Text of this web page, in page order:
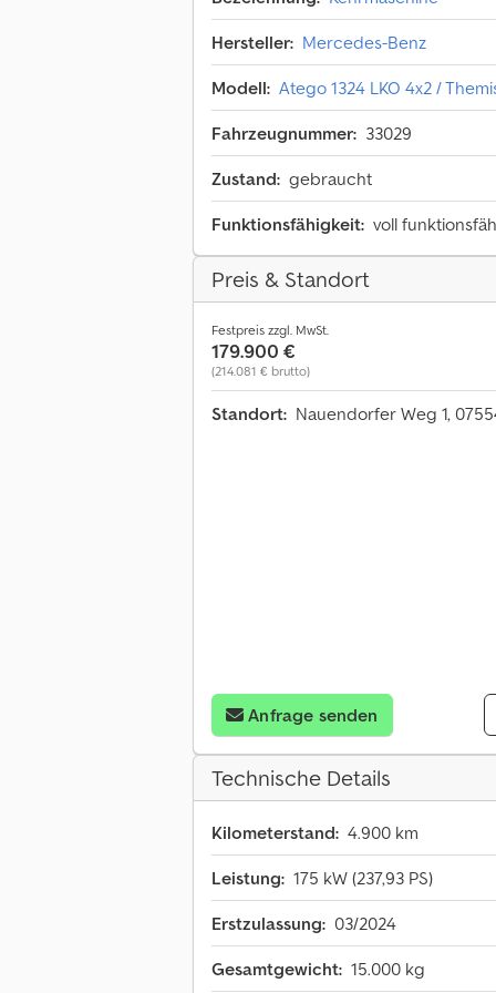
Hersteller: Mercedes-Benz
Modell: Atego 1324 LKO 4x2 /
Fahrzeugnummer: 33029
Zustand: gebraucht
Funktionsfähigkeit: voll
Preis & Standort
Festpreis zzgl. MwSt.
179.900 €
(214.081 € brutto)
Standort: Nauendorfer Weg 1,
Anfrage senden
Technische Details
Kilometerstand: 4.900 km
Leistung: 175 kW (237,93 PS)
Erstzulassung: 03/2024
Gesamtgewicht: 15.000 kg